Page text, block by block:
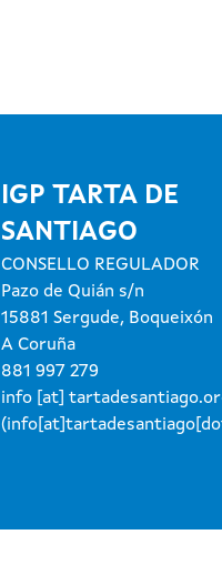
IGP TARTA DE
SANTIAGO
CONSELLO REGULADOR
Pazo de Quián s/n
15881 Sergude, Boqueixón
A Coruña
881 997 279
info [at]